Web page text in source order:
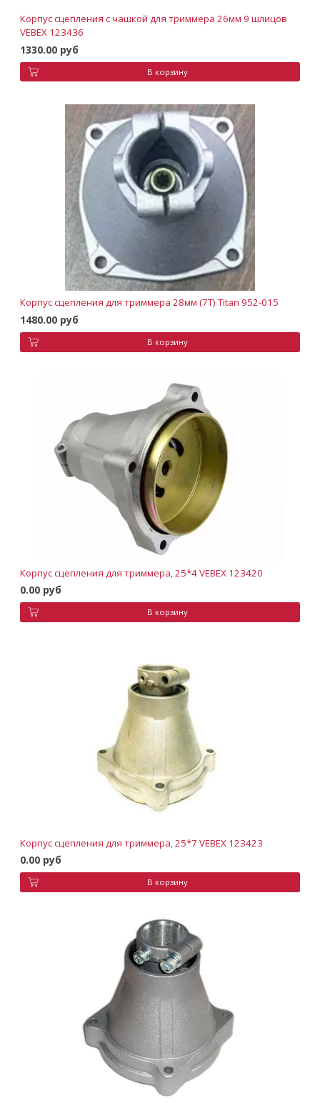
Корпус сцепления с чашкой для триммера 26мм 9 шлицов
VEBEX 123436
1330.00 руб
В корзину
Корпус сцепления для триммера 28мм (7T) Titan 952-015
1480.00 руб
В корзину
Корпус сцепления для триммера, 25*4 VEBEX 123420
0.00 руб
В корзину
Корпус сцепления для триммера, 25*7 VEBEX 123423
0.00 руб
В корзину